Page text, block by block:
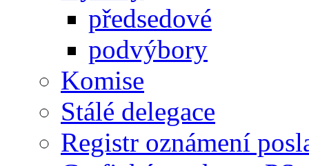
předsedové
podvýbory
Komise
Stálé delegace
Registr oznámení